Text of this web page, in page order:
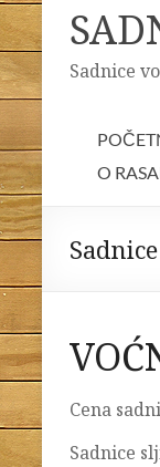
Sadnice
O
Cena
Sadnice